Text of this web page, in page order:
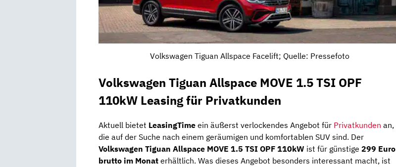
Volkswagen Tiguan Allspace Facelift; Quelle: Pressefoto
Volkswagen Tiguan Allspace MOVE 1.5 TSI OPF
110kW Leasing für Privatkunden
Aktuell bietet LeasingTime ein äußerst verlockendes Angebot für Privatkunden an,
die auf der Suche nach einem geräumigen und komfortablen SUV sind. Der
Volkswagen Tiguan Allspace MOVE 1.5 TSI OPF 110kW ist für günstige 299 Euro
brutto im Monat erhältlich. Was dieses Angebot besonders interessant macht, ist